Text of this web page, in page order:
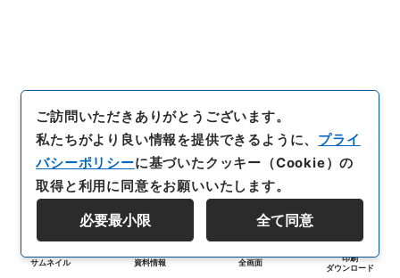
サムネイル 資料情報 全画面
印刷
ダウンロード
ご訪問いただきありがとうございます。
私たちがより良い情報を提供できるように、 プライ
バシーポリシーに基づいたクッキー（Cookie）の
取得と利用に同意をお願いいたします。
必要最小限 全て同意